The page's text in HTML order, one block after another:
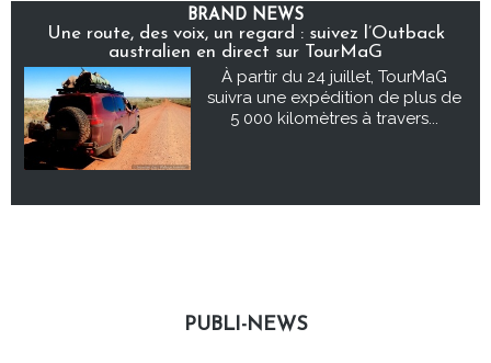
BRAND NEWS
Une route, des voix, un regard : suivez l’Outback
australien en direct sur TourMaG
À partir du 24 juillet, TourMaG
suivra une expédition de plus de
5 000 kilomètres à travers...
PUBLI-NEWS